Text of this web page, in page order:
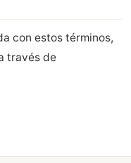
con estos términos,
través de